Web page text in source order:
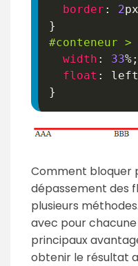
border : 2px
}
#conteneur >
width : 33%;
float : left
}
Comment bloquer
dépassement des
plusieurs
avec pour
principaux
obtenir le résultat